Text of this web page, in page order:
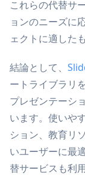
これらの代替サ
ョンのニーズに
ェクトに適した
結論として、
ートライブラリ
プレゼンテーシ
います。使いや
ション、教育リ
いユーザーに最
替サービスも利